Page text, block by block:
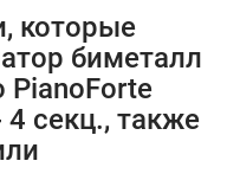
которые
биметалл
PianoForte
секц., также